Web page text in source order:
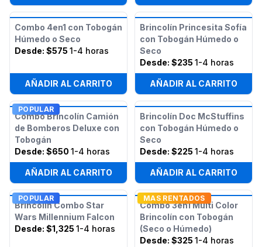
Combo 4en1 con Tobogán
Húmedo o Seco
Desde: $575 1-4 horas
AÑADIR AL CARRITO
Brincolín Princesita Sofía
con Tobogán Húmedo o
Seco
Desde: $235 1-4 horas
AÑADIR AL CARRITO
POPULAR
Combo Brincolín Camión
de Bomberos Deluxe con
Tobogán
Desde: $650 1-4 horas
AÑADIR AL CARRITO
Brincolín Doc McStuffins
con Tobogán Húmedo o
Seco
Desde: $225 1-4 horas
AÑADIR AL CARRITO
POPULAR
Brincolín Combo Star
Wars Millennium Falcon
Desde: $1,325 1-4 horas
MAS RENTADOS
Combo 3en1 Multi Color
Brincolín con Tobogán
(Seco o Húmedo)
Desde: $325 1-4 horas